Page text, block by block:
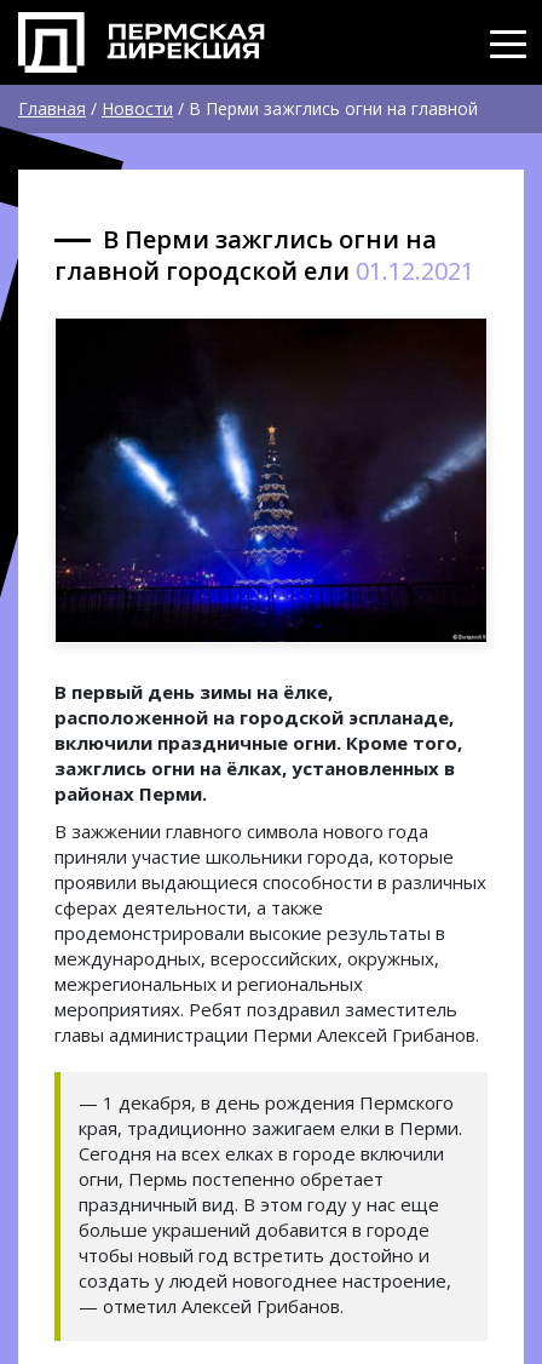
Главная / Новости / В Перми зажглись огни на главной
городской ели
В Перми зажглись огни на
главной городской ели 01.12.2021
В первый день зимы на ёлке,
расположенной на городской эспланаде,
включили праздничные огни. Кроме того,
зажглись огни на ёлках, установленных в
районах Перми.
В зажжении главного символа нового года
приняли участие школьники города, которые
проявили выдающиеся способности в различных
сферах деятельности, а также
продемонстрировали высокие результаты в
международных, всероссийских, окружных,
межрегиональных и региональных
мероприятиях. Ребят поздравил заместитель
главы администрации Перми Алексей Грибанов.
— 1 декабря, в день рождения Пермского
края, традиционно зажигаем елки в Перми.
Сегодня на всех елках в городе включили
огни, Пермь постепенно обретает
праздничный вид. В этом году у нас еще
больше украшений добавится в городе
чтобы новый год встретить достойно и
создать у людей новогоднее настроение,
— отметил Алексей Грибанов.